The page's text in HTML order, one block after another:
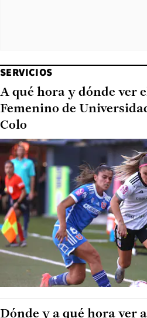
SERVICIOS
A qué hora y dónde ver
Femenino de
Colo
Dónde y a qué hora ver